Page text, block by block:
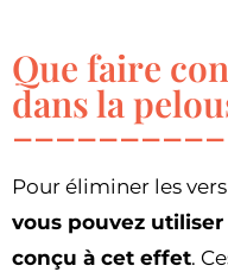
Que faire
dans la
Pour éliminer les
vous pouvez
conçu à cet effet.